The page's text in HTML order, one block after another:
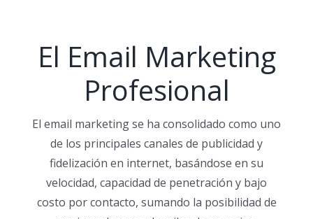
El Email Marketing
Profesional
El email marketing se ha consolidado como uno
de los principales canales de publicidad y
fidelización en internet, basándose en su
velocidad, capacidad de penetración y bajo
costo por contacto, sumando la posibilidad de